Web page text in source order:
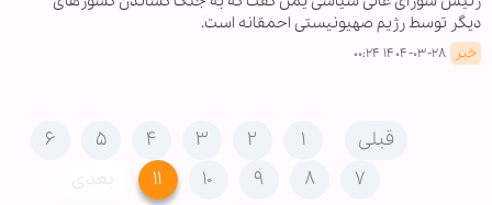
دیگر توسط رژیم صهیونیستی احمقانه است.
خبر ۱۴۰۴-۰۳-۲۸ ۰۰:۲۴
قبلی ۱ ۲ ۳ ۴ ۵
۶
۷
۸ ۹ ۱۰ ۱۱ بعدی